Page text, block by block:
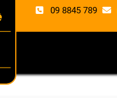
09 8845 789